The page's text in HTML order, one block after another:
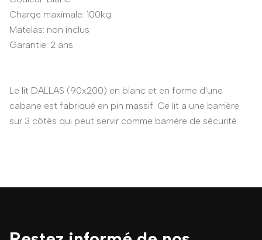
Charge maximale: 100kg
Matelas: non inclus
Garantie: 2 ans
Le lit DALLAS (90x200) en blanc et en forme d'une
cabane est fabriqué en pin massif. Ce lit a une barrière
sur 3 côtés qui peut servir comme barrière de sécurité.